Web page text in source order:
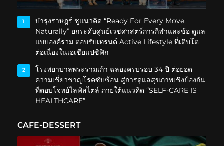
1
บำรุงราษฎร์ ชูแนวคิด “Ready For Every Move,
Naturally” ยกระดับศูนย์เวชศาสตร์การกีฬาและข้อ ดูแล
แบบองค์รวม ตอบรับเทรนด์ Active Lifestyle ที่เติบโต
ต่อเนื่องในเอเชียแปซิฟิก
2
โรงพยาบาลพระรามเก้า ฉลองครบรอบ 34 ปี ต่อยอด
ความเชี่ยวชาญโรคซับซ้อน สู่การดูแลสุขภาพเชิงป้องกัน
ที่ตอบโจทย์ไลฟ์สไตล์ ภายใต้แนวคิด “SELF-CARE IS
HEALTHCARE”
CAFE-DESSERT